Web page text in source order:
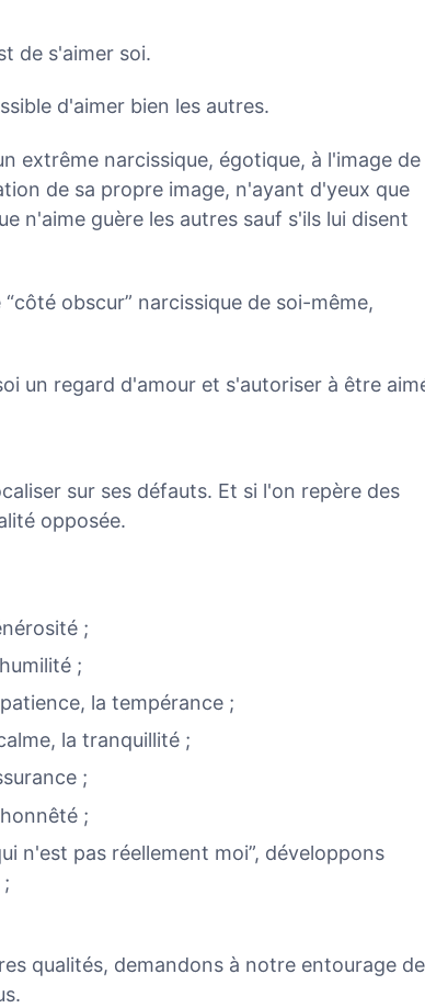
de s'aimer soi.
d'aimer bien les autres.
extrême narcissique, égotique, à l'image de
de sa propre image, n'ayant d'yeux que
n'aime guère les autres sauf s'ils lui disent
obscur” narcissique de soi-même,
un regard d'amour et s'autoriser à être
sur ses défauts. Et si l'on repère des
opposée.
;
;
la tempérance ;
la tranquillité ;
;
;
n'est pas réellement moi”, développons
qualités, demandons à notre entourage de